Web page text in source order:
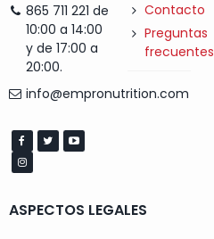
865 711 221 de
10:00 a 14:00
y de 17:00 a
20:00.
info@empronutrition.com
Contacto
Preguntas
frecuentes
ASPECTOS LEGALES